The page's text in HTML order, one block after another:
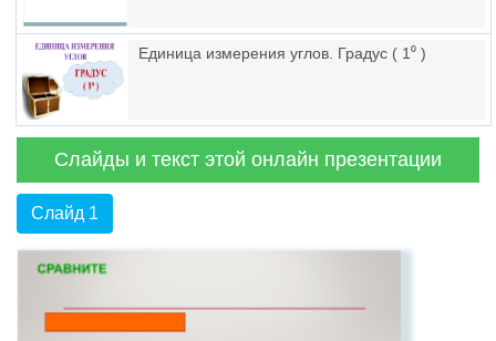
Единица измерения углов. Градус ( 1⁰ )
Слайды и текст этой онлайн презентации
Слайд 1